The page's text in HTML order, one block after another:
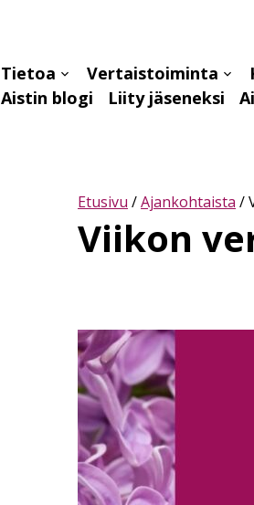
Tietoa
Avaa
alavalikko
Vertaistoiminta
Avaa
Aistin blogi
Liity jäseneksi
Etusivu /Ajankohtaista /
Viikon